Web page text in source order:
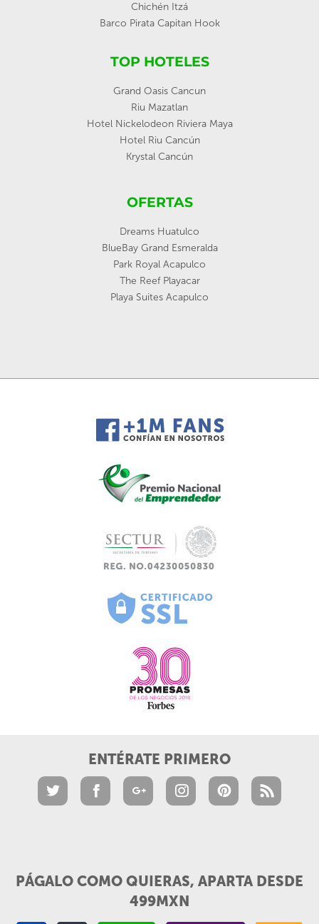
Chichén Itzá
Barco Pirata Capitan Hook
TOP HOTELES
Grand Oasis Cancun
Riu Mazatlan
Hotel Nickelodeon Riviera Maya
Hotel Riu Cancún
Krystal Cancún
OFERTAS
Dreams Huatulco
BlueBay Grand Esmeralda
Park Royal Acapulco
The Reef Playacar
Playa Suites Acapulco
ENTÉRATE PRIMERO
PÁGALO COMO QUIERAS, APARTA DESDE
499MXN